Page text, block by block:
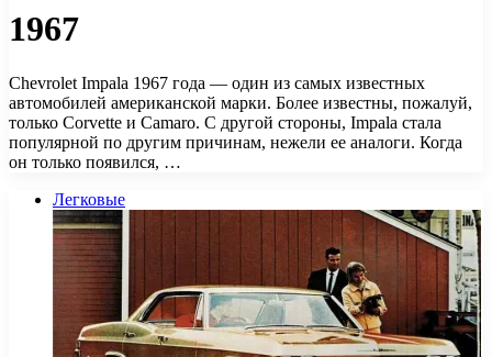
1967
Chevrolet Impala 1967 года — один из самых известных
автомобилей американской марки. Более известны, пожалуй,
только Corvette и Camaro. С другой стороны, Impala стала
популярной по другим причинам, нежели ее аналоги. Когда
он только появился, …
Легковые